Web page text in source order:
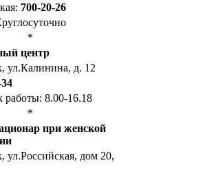
700-20-26
*
центр
ул.Калинина, д. 12
работы: 8.00-16.18
*
при женской
ул.Российская, дом 20,